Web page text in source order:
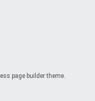
page builder theme.